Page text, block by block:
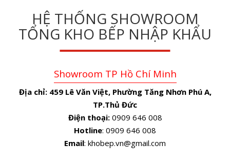
HỆ THỐNG SHOWROOM
TỔNG KHO BẾP NHẬP KHẨU
Showroom TP Hồ Chí Minh
Địa chỉ: 459 Lê Văn Việt, Phường Tăng Nhơn Phú A,
TP.Thủ Đức
Điện thoại:0909 646 008
Hotline: 0909 646 008
Email: khobep.vn@gmail.com